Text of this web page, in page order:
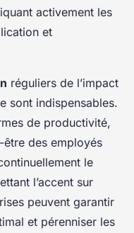
activement les
et
réguliers de l’impact
sont indispensables.
de productivité,
des employés
le
l’accent sur
peuvent garantir
et pérenniser les